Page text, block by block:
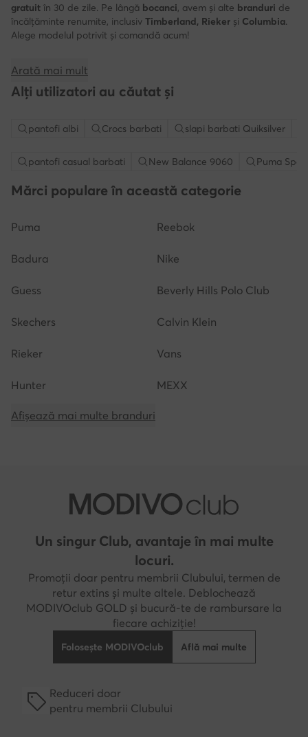
gratuit în 30 de zile. Pe lângă bocanci, avem și alte branduri de
încălțăminte renumite, inclusiv Timberland, Rieker și Columbia
Alege modelul potrivit și comandă acum!
Arată mai mult
Alți utilizatori au căutat și
pantofi albi Crocs barbati slapi barbati Quiksilver
pantofi casual barbati New Balance 9060 Puma
Mărci populare în această categorie
Puma Reebok
Badura Nike
Guess Beverly Hills Polo Club
Skechers Calvin Klein
Rieker Vans
Hunter MEXX
Afișează mai multe branduri
Un singur Club, avantaje în mai multe
locuri.
Promoții doar pentru membrii Clubului, termen de
retur extins și multe altele. Deblochează
MODIVOclub GOLD și bucură-te de rambursare la
fiecare achiziție!
Folosește MODIVOclub Află mai multe
Reduceri doar
pentru membrii Clubului